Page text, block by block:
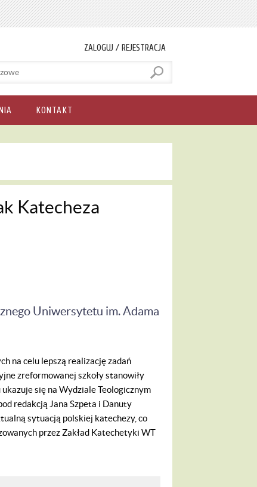
ZALOGUJ / REJESTRACJA
KONTAKT
Katecheza
Uniwersytetu im. Adama
na celu lepszą realizację zadań
zreformowanej szkoły stanowiły
się na Wydziale Teologicznym
redakcją Jana Szpeta i Danuty
sytuacją polskiej katechezy, co
przez Zakład Katechetyki WT